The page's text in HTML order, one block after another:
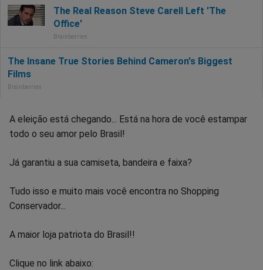
A eleição está chegando... Está na hora de você estampar
todo o seu amor pelo Brasil!
Já garantiu a sua camiseta, bandeira e faixa?
Tudo isso e muito mais você encontra no Shopping
Conservador...
A maior loja patriota do Brasil!!
Clique no link abaixo: